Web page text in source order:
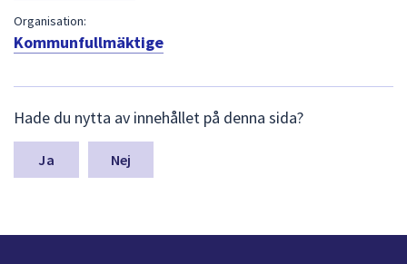
Organisation:
Kommunfullmäktige
ä
m
a
n
Hade du nytta av innehållet på denna sida?
Nej